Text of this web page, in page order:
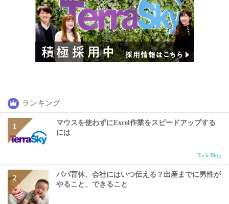
ランキング
マウスを使わずにExcel作業をスピードアップする
には
Tech Blog
パパ育休、会社にはいつ伝える？出産までに男性が
やること、できること